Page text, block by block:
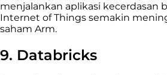
menjalankan aplikasi kecerdasan
Internet of Things semakin
saham Arm.
9. Databricks